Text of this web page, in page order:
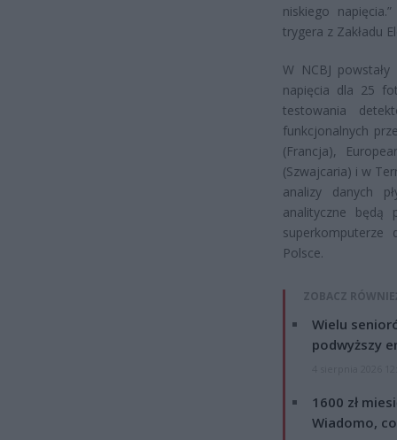
niskiego
trygera z Zakładu
W NCBJ
napięcia dla 25
testowania
funkcjonalnych
(Francja),
(Szwajcaria) i w
analizy danych
analityczne będą
Polsce.
ZOBACZ
Wielu
podwyższy
1600 zł
Wiadomo,